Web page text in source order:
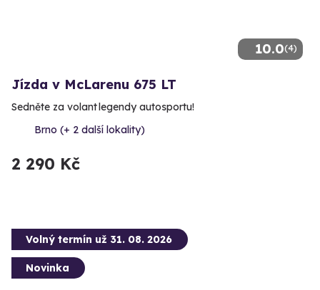
10.0(4)
Jízda v McLarenu 675 LT
Sedněte za volant legendy autosportu!
Brno (+ 2 další lokality)
2 290 Kč
Volný termín už 31. 08. 2026
Novinka